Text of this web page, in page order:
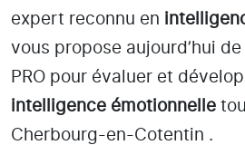
expert reconnu en
vous propose aujourd’hui
PRO pour évaluer et
intelligence émotionnelle
Cherbourg-en-Cotentin .